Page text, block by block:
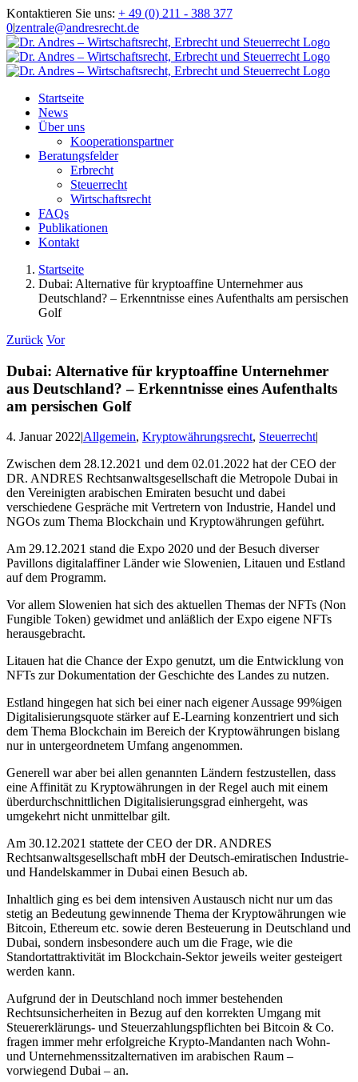
Zum
Inhalt
springen
Kontaktieren Sie uns: + 49 (0) 211 - 388 377
0|zentrale@andresrecht.de
Startseite
News
Über uns
Kooperationspartner
Beratungsfelder
Erbrecht
Steuerrecht
Wirtschaftsrecht
FAQs
Publikationen
Kontakt
Startseite
Dubai: Alternative für kryptoaffine Unternehmer aus
Deutschland? – Erkenntnisse eines Aufenthalts am persischen
Golf
Zurück Vor
Dubai: Alternative für kryptoaffine Unternehmer
aus Deutschland? – Erkenntnisse eines Aufenthalts
am persischen Golf
4. Januar 2022|Allgemein, Kryptowährungsrecht, Steuerrecht|
Zwischen dem 28.12.2021 und dem 02.01.2022 hat der CEO der
DR. ANDRES Rechtsanwaltsgesellschaft die Metropole Dubai in
den Vereinigten arabischen Emiraten besucht und dabei
verschiedene Gespräche mit Vertretern von Industrie, Handel und
NGOs zum Thema Blockchain und Kryptowährungen geführt.
Am 29.12.2021 stand die Expo 2020 und der Besuch diverser
Pavillons digitalaffiner Länder wie Slowenien, Litauen und Estland
auf dem Programm.
Vor allem Slowenien hat sich des aktuellen Themas der NFTs (Non
Fungible Token) gewidmet und anläßlich der Expo eigene NFTs
herausgebracht.
Litauen hat die Chance der Expo genutzt, um die Entwicklung von
NFTs zur Dokumentation der Geschichte des Landes zu nutzen.
Estland hingegen hat sich bei einer nach eigener Aussage 99%igen
Digitalisierungsquote stärker auf E-Learning konzentriert und sich
dem Thema Blockchain im Bereich der Kryptowährungen bislang
nur in untergeordnetem Umfang angenommen.
Generell war aber bei allen genannten Ländern festzustellen, dass
eine Affinität zu Kryptowährungen in der Regel auch mit einem
überdurchschnittlichen Digitalisierungsgrad einhergeht, was
umgekehrt nicht unmittelbar gilt.
Am 30.12.2021 stattete der CEO der DR. ANDRES
Rechtsanwaltsgesellschaft mbH der Deutsch-emiratischen Industrie-
und Handelskammer in Dubai einen Besuch ab.
Inhaltlich ging es bei dem intensiven Austausch nicht nur um das
stetig an Bedeutung gewinnende Thema der Kryptowährungen wie
Bitcoin, Ethereum etc. sowie deren Besteuerung in Deutschland und
Dubai, sondern insbesondere auch um die Frage, wie die
Standortattraktivität im Blockchain-Sektor jeweils weiter gesteigert
werden kann.
Aufgrund der in Deutschland noch immer bestehenden
Rechtsunsicherheiten in Bezug auf den korrekten Umgang mit
Steuererklärungs- und Steuerzahlungspflichten bei Bitcoin & Co.
fragen immer mehr erfolgreiche Krypto-Mandanten nach Wohn-
und Unternehmenssitzalternativen im arabischen Raum –
vorwiegend Dubai – an.